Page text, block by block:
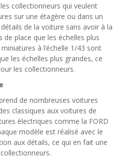
collectionneurs qui veulent
sur une étagère ou dans un
de la voiture sans avoir à la
place que les échelles plus
à l’échelle 1/43 sont
les échelles plus grandes, ce
les collectionneurs.
de nombreuses voitures
classiques aux voitures de
électriques comme la FORD
modèle est réalisé avec le
aux détails, ce qui en fait une